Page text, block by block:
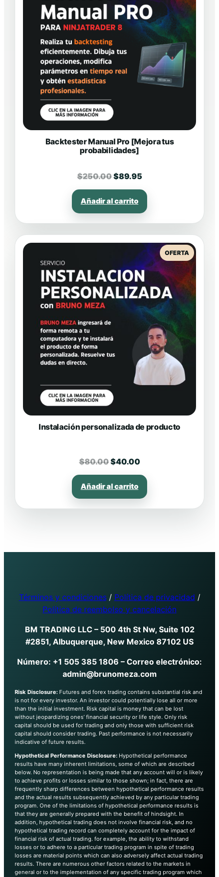
Backtester Manual Pro [Mejora tus
probabilidades]
$250.00El
precio
original
era:
$250.00.
$89.95El
precio
es:
$89.95.
Añadir al carrito
OFERTA
EN
OFERTA
Instalación personalizada de producto
$80.00El
precio
original
era:
$40.00El
precio
es:
$40.00.
Añadir al carrito
Términos y condiciones/ Política de privacidad /
Política de reembolso y cancelación
BM TRADING LLC – 500 4th St Nw, Suite 102
#2851, Albuquerque, New Mexico 87102 US
Número: +1 505 385 1806 – Correo electrónico:
admin@brunomeza.com
Risk Disclosure: Futures and forex trading contains substantial risk and
is not for every investor. An investor could potentially lose all or more
than the initial investment. Risk capital is money that can be lost
without jeopardizing ones’ financial security or life style. Only risk
capital should be used for trading and only those with sufficient risk
capital should consider trading. Past performance is not necessarily
indicative of future results.
Hypothetical Performance Disclosure: Hypothetical performance
results have many inherent limitations, some of which are described
below. No representation is being made that any account will or is likely
to achieve profits or losses similar to those shown; in fact, there are
frequently sharp differences between hypothetical performance results
and the actual results subsequently achieved by any particular trading
program. One of the limitations of hypothetical performance results is
that they are generally prepared with the benefit of hindsight. In
addition, hypothetical trading does not involve financial risk, and no
hypothetical trading record can completely account for the impact of
financial risk of actual trading. for example, the ability to withstand
losses or to adhere to a particular trading program in spite of trading
losses are material points which can also adversely affect actual trading
results. There are numerous other factors related to the markets in
general or to the implementation of any specific trading program which